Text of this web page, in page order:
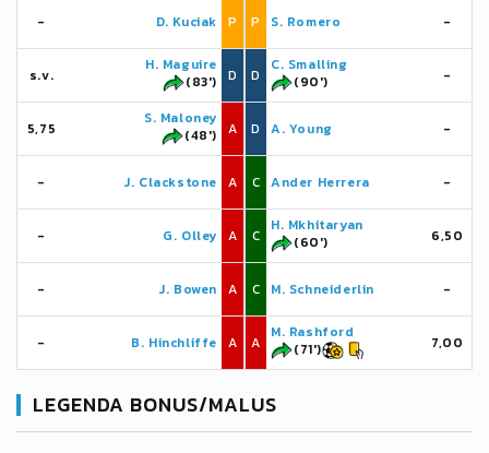
- D. Kuciak P
s.v.
H. Maguire
(83')
D
5,75
S. Maloney
(48')
A
- J. Clackstone A
- G. Olley A
- J. Bowen A
- B. Hinchliffe A
P S. Romero -
D
C. Smalling
(90')
-
D A. Young -
C Ander Herrera -
C
H. Mkhitaryan
(60')
6,50
C M. Schneiderlin -
A
M. Rashford
(71')
7,00
LEGENDA BONUS/MALUS